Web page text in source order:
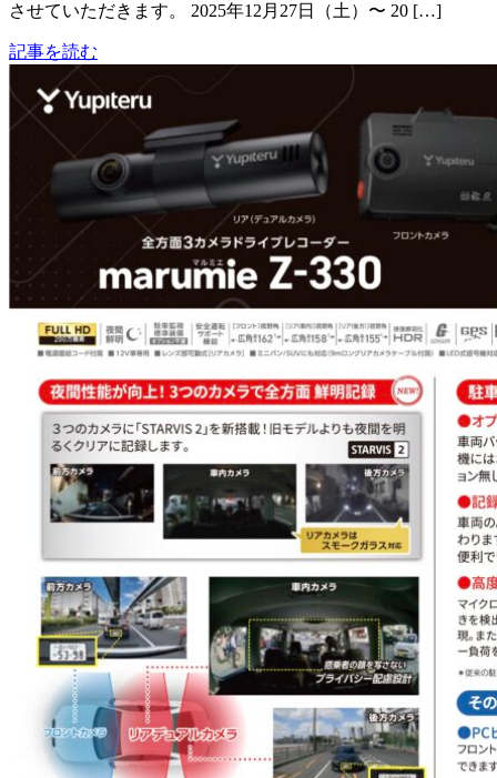
させていただきます。 2025年12月27日（土）〜 20 […]
記事を読む